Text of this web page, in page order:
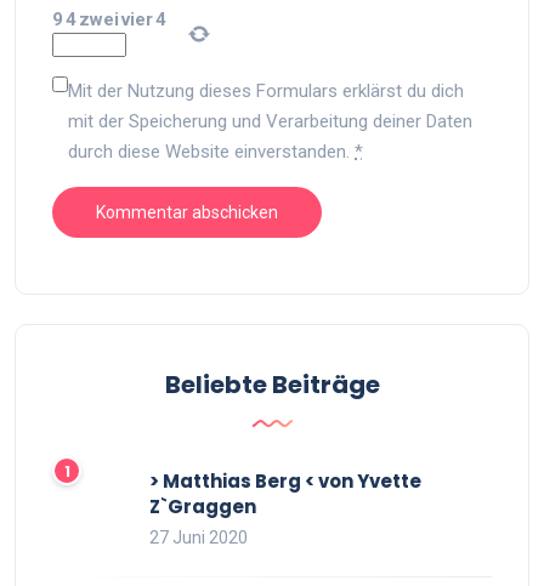
94zweivier4
Mit der Nutzung dieses Formulars erklärst du dich
mit der Speicherung und Verarbeitung deiner Daten
durch diese Website einverstanden. *
Beliebte Beiträge
> Matthias Berg < von Yvette
Z`Graggen
27 Juni 2020